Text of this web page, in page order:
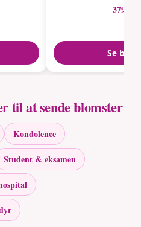
379 kr.
Se
til at sende blomster
Kondolence
Student & eksamen